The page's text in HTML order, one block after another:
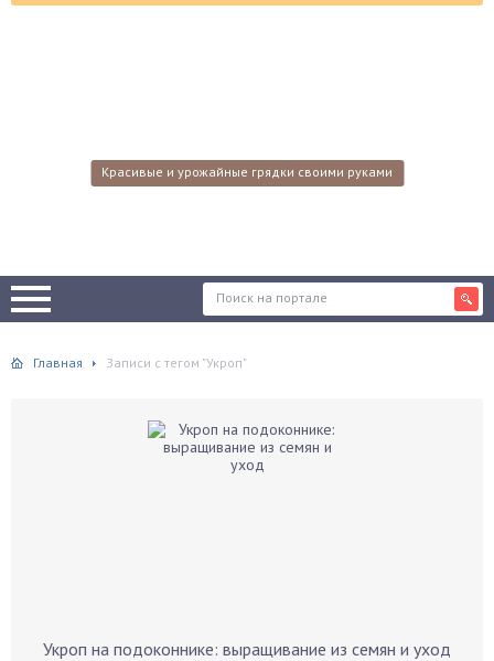
Красивые и урожайные грядки своими руками
Главная Записи с тегом "Укроп"
Укроп на подоконнике: выращивание из семян и уход